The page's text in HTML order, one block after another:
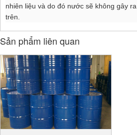
nhiên liệu và do đó nước sẽ không gây
trên.
Sản phẩm liên quan